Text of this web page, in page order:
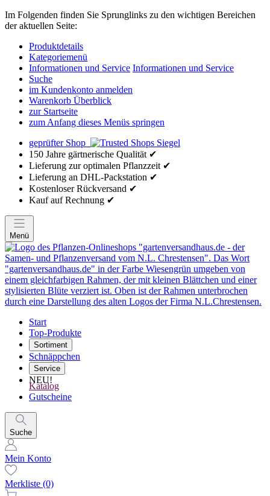
Im Folgenden finden Sie Sprunglinks zu den wichtigen Bereichen
der aktuellen Seite:
Produktdetails
Kategoriemenü
Informationen und Service Informationen und Service
Suche
im Kundenkonto anmelden
Warenkorb Überblick
zur Startseite
zum Anfang dieses Menüs springen
geprüfter Shop
150 Jahre gärtnerische Qualität ✔
Lieferung zur optimalen Pflanzzeit ✔
Lieferung an DHL-Packstation ✔
Kostenloser Rückversand ✔
Kauf auf Rechnung ✔
Menü
Start
Top-Produkte
Sortiment
Schnäppchen
Service
NEU!
Katalog
Gutscheine
Suche
Mein Konto
Merkliste (0)